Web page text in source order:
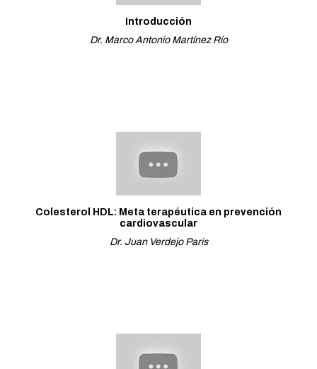
Introducción
Dr. Marco Antonio Martínez Río
Colesterol HDL: Meta terapéutica en prevención
cardiovascular
Dr. Juan Verdejo Paris